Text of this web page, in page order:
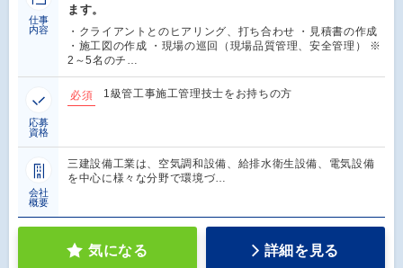
仕事
内容
ます。
・クライアントとのヒアリング、打ち合わせ ・見積書の作成
・施工図の作成 ・現場の巡回（現場品質管理、安全管理） ※
2～5名のチ…
応募
資格
必須 1級管工事施工管理技士をお持ちの方
会社
概要
三建設備工業は、空気調和設備、給排水衛生設備、電気設備
を中心に様々な分野で環境づ…
気になる 詳細を見る